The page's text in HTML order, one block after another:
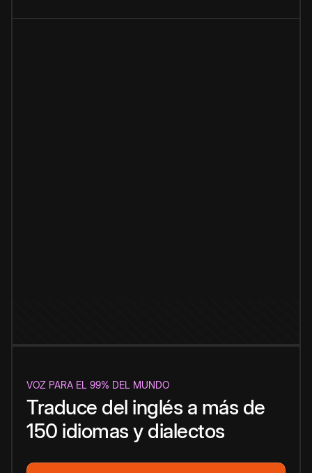
VOZ PARA EL 99% DEL MUNDO
Traduce del inglés a más de
150 idiomas y dialectos